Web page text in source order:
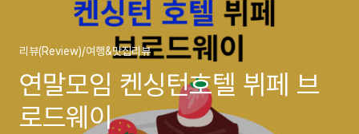
리뷰(Review)/여행&맛집리뷰
연말모임 켄싱턴호텔 뷔페 브
로드웨이